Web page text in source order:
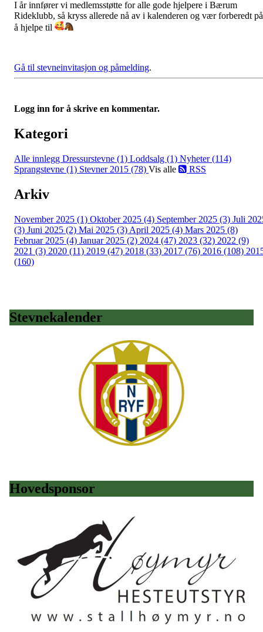
I år innfører vi medlemsstøtte for alle gode hjelpere i Bærum
Rideklubb, så kryss allerede nå av i kalenderen og vær forberedt på
å hjelpe til
Gå til stevneinvitasjon og påmelding.
Logg inn for å skrive en kommentar.
Kategori
Alle innlegg Dressurstevne (1) Loddsalg (1) Nyheter (114)
Sprangstevne (1) Stevner 2015 (78) Vis alle RSS
Arkiv
November 2025 (1) Oktober 2025 (4) September 2025 (3) Juli
(3) Juni 2025 (2) Mai 2025 (3) April 2025 (4) Mars 2025 (8)
Februar 2025 (4) Januar 2025 (2) 2024 (47) 2023 (32) 2022 (9)
2021 (3) 2020 (11) 2019 (47) 2018 (33) 2017 (76) 2016 (108)
(160)
Stevnekalender
Hovedsponsor